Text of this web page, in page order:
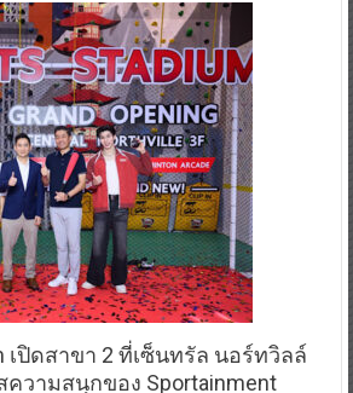
เปิดสาขา 2 ที่เซ็นทรัล นอร์ทวิลล์
ความสนุกของ Sportainment